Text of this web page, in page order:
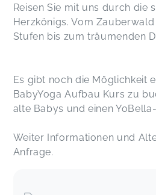
Reisen Sie mit uns durch die
Herzkönigs. Vom
Stufen bis zum träumenden
Es gibt noch die Möglichkeit
BabyYoga Aufbau Kurs zu
alte Babys und einen
Weiter Informationen und
Anfrage.